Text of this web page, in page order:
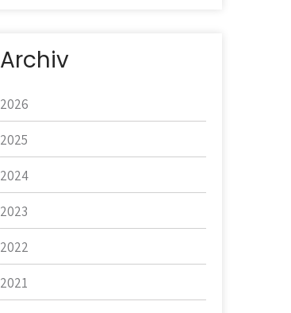
Archiv
2026
2025
2024
2023
2022
2021